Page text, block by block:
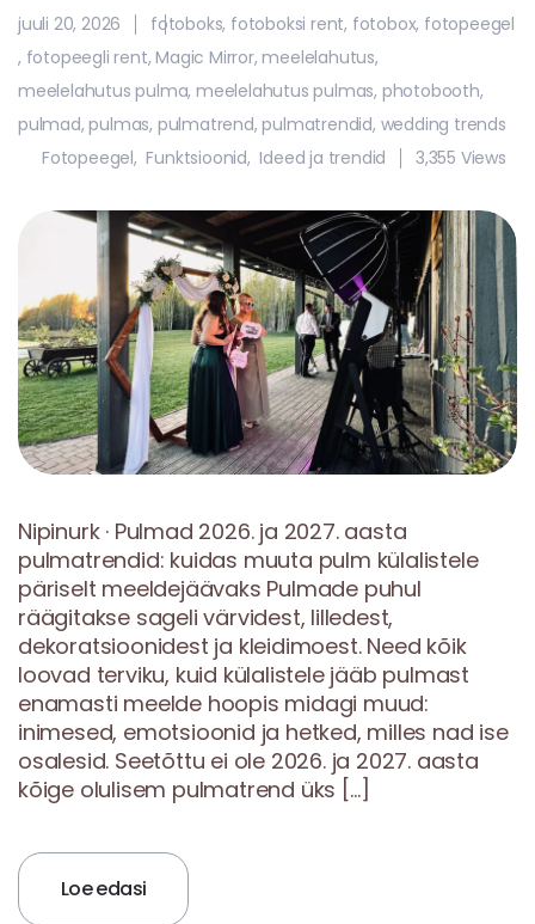
juuli 20, 2026 fotoboks, fotoboksi rent, fotobox, fotopeegel
, fotopeegli rent,Magic Mirror,meelelahutus,
meelelahutus pulma,meelelahutus pulmas, photobooth,
pulmad,pulmas, pulmatrend,pulmatrendid, wedding trends
Fotopeegel,Funktsioonid,Ideed ja trendid 3,355 Views
Nipinurk · Pulmad 2026. ja 2027. aasta
pulmatrendid: kuidas muuta pulm külalistele
päriselt meeldejäävaks Pulmade puhul
räägitakse sageli värvidest, lilledest,
dekoratsioonidest ja kleidimoest. Need kõik
loovad terviku, kuid külalistele jääb pulmast
enamasti meelde hoopis midagi muud:
inimesed, emotsioonid ja hetked, milles nad ise
osalesid. Seetõttu ei ole 2026. ja 2027. aasta
kõige olulisem pulmatrend üks […]
Loe edasi